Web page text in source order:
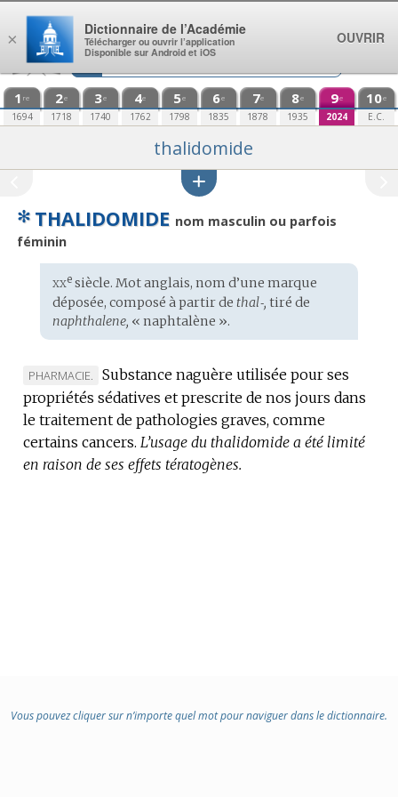
Aller au contenu
1 re
1694
2e
1718
3e
1740
4e
1762
5e
1798
6e
1835
7e
1878
8e
1935
9e
2024
10e
E.C.
thalidomide
✻ THALIDOMIDE nom masculin ou parfois
féminin
Étymologie
:
xxesiècle. Motanglais, nom d’une marque
déposée, composé à partir de thal‑, tiré de
naphthalene, « naphtalène ».
MARQUE
DE
DOMAINE
:
PHARMACIE.
Substance naguère utilisée pour ses
propriétés sédatives et prescrite de nos jours dans
le traitement de pathologies graves, comme
certains cancers. L’usage du thalidomide a été limité
en raison de ses effets tératogènes.
Vous pouvez cliquer sur n’importe quel mot pour naviguer dans le dictionnaire.
×
Dictionnaire de l’Académie
Télécharger ou ouvrir l’application
Disponible sur Android et iOS
OUVRIR